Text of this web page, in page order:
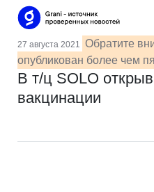
27 августа 2021 Обратите
опубликован более чем
В т/ц SOLO
вакцинации